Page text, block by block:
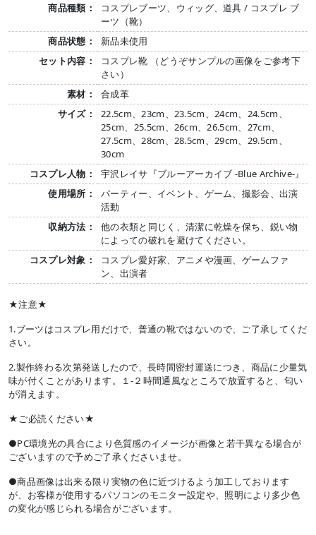
商品種類：
コスプレブーツ、ウィッグ、道具 / コスプレ ブ
ーツ（靴）
商品状態：
新品未使用
セット内容：
コスプレ靴 （どうぞサンプルの画像をご参考下
さい）
素材：
合成革
サイズ：
22.5cm、23cm、23.5cm、24cm、24.5cm、
25cm、25.5cm、26cm、26.5cm、27cm、
27.5cm、28cm、28.5cm、29cm、29.5cm、
30cm
コスプレ人物：
宇沢レイサ『ブルーアーカイブ -Blue Archive-』
使用場所：
パーティー、イベント、ゲーム、撮影会、出演
活動
収納方法：
他の衣類と同じく、清潔に乾燥を保ち、鋭い物
によっての破れを避けてください。
コスプレ対象：
コスプレ愛好家、アニメや漫画、ゲームファ
ン、出演者
★注意★
1.ブーツはコスプレ用だけで、普通の靴ではないので、ご了承してくだ
さい。
2.製作終わる次第発送したので、長時間密封運送につき、商品に少量気
味が付くことがあります。１-２時間通風なところで放置すると、匂い
が消えます。
★ご必読ください★
●PC環境光の具合により色質感のイメージが画像と若干異なる場合が
ございますので予めご了承くださいませ。
●商品画像は出来る限り実物の色に近づけるよう加工しております
が、お客様が使用するパソコンのモニター設定や、照明により多少色
の変化が感じられる場合がございます。